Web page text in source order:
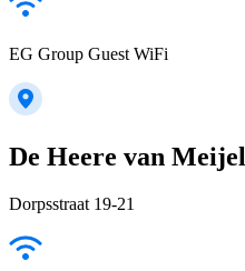
EG Group Guest WiFi
De Heere van Meijel
Dorpsstraat 19-21